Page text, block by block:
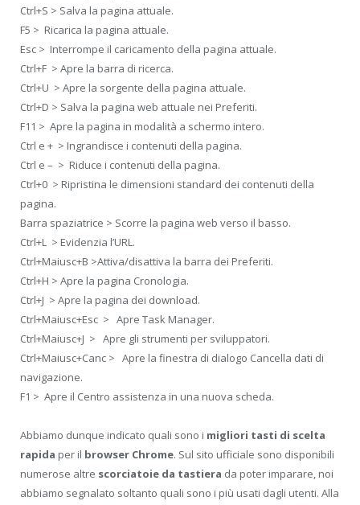
Ctrl+S > Salva la pagina attuale.
F5 > Ricarica la pagina attuale.
Esc > Interrompe il caricamento della pagina attuale.
Ctrl+F > Apre la barra di ricerca.
Ctrl+U > Apre la sorgente della pagina attuale.
Ctrl+D > Salva la pagina web attuale nei Preferiti.
F11 > Apre la pagina in modalità a schermo intero.
Ctrl e + > Ingrandisce i contenuti della pagina.
Ctrl e – > Riduce i contenuti della pagina.
Ctrl+0 > Ripristina le dimensioni standard dei contenuti della
pagina.
Barra spaziatrice > Scorre la pagina web verso il basso.
Ctrl+L > Evidenzia l’URL.
Ctrl+Maiusc+B >Attiva/disattiva la barra dei Preferiti.
Ctrl+H > Apre la pagina Cronologia.
Ctrl+J > Apre la pagina dei download.
Ctrl+Maiusc+Esc > Apre Task Manager.
Ctrl+Maiusc+J > Apre gli strumenti per sviluppatori.
Ctrl+Maiusc+Canc > Apre la finestra di dialogo Cancella dati di
navigazione.
F1 > Apre il Centro assistenza in una nuova scheda.
Abbiamo dunque indicato quali sono i migliori tasti di scelta
rapida per il browser Chrome. Sul sito ufficiale sono disponibili
numerose altre scorciatoie da tastiera da poter imparare, noi
abbiamo segnalato soltanto quali sono i più usati dagli utenti. Alla